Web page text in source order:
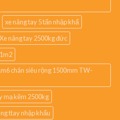
xe nâng tay 5 tấn nhập khẩ
Xe nâng tay 2500kg đức
chân siêu rộng 1500mm TW-
mạ kẽm 2500kg
ttay nhập khẩu